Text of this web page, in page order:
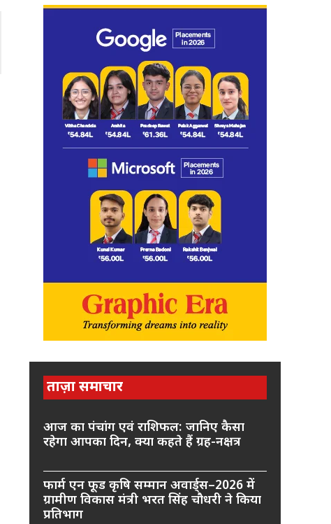
ताज़ा समाचार
आज का पंचांग एवं राशिफल: जानिए कैसा
रहेगा आपका दिन, क्या कहते हैं ग्रह-नक्षत्र
फार्म एन फूड कृषि सम्मान अवार्ड्स–2026 में
ग्रामीण विकास मंत्री भरत सिंह चौधरी ने किया
प्रतिभाग